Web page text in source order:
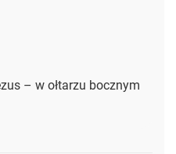
– w ołtarzu bocznym